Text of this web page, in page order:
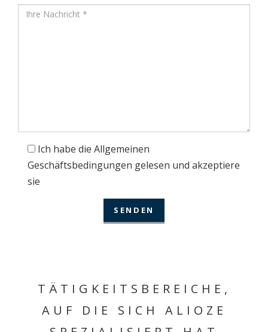
Ich habe die Allgemeinen
Geschäftsbedingungen gelesen und akzeptiere
sie
TÄTIGKEITSBEREICHE,
AUF DIE SICH ALIOZE